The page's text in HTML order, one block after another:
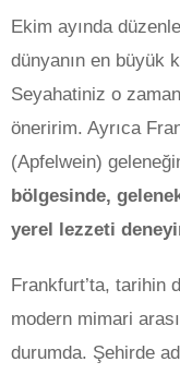
Ekim ayında
dünyanın en büyük
Seyahatiniz o
öneririm. Ayrıca
(Apfelwein)
bölgesinde,
yerel lezzeti
Frankfurt’ta, tarihin
modern mimari
durumda. Şehirde